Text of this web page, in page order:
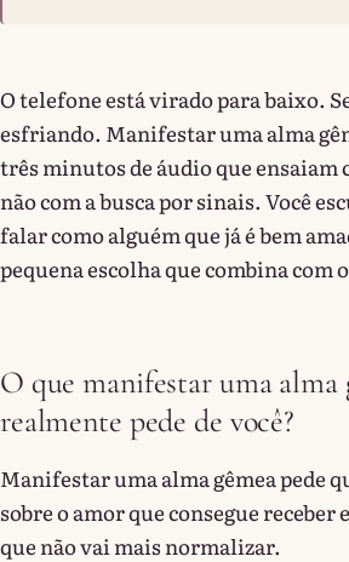
O telefone está virado para baixo.
esfriando. Manifestar uma alma
três minutos de áudio que
não com a busca por sinais. Você
falar como alguém que já é bem
pequena escolha que combina com
O que manifestar uma alma
realmente pede de você?
Manifestar uma alma gêmea pede
sobre o amor que consegue receber
que não vai mais normalizar.